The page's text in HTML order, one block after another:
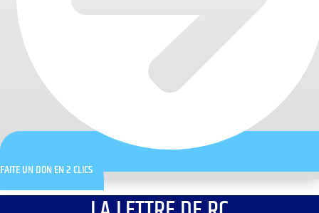
FAITE UN DON EN 2 CLICS